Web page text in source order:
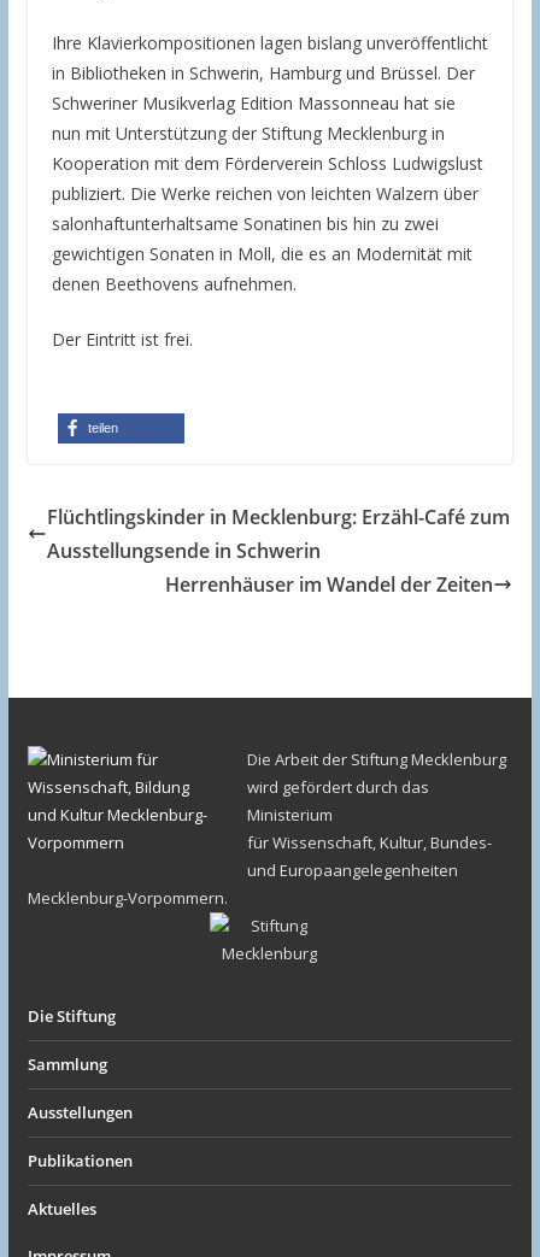
Ihre Klavierkompositionen lagen bislang unveröffentlicht
in Bibliotheken in Schwerin, Hamburg und Brüssel. Der
Schweriner Musikverlag Edition Massonneau hat sie
nun mit Unterstützung der Stiftung Mecklenburg in
Kooperation mit dem Förderverein Schloss Ludwigslust
publiziert. Die Werke reichen von leichten Walzern über
salonhaftunterhaltsame Sonatinen bis hin zu zwei
gewichtigen Sonaten in Moll, die es an Modernität mit
denen Beethovens aufnehmen.
Der Eintritt ist frei.
teilen
Flüchtlingskinder in Mecklenburg: Erzähl-Café zum
Ausstellungsende in Schwerin
Herrenhäuser im Wandel der Zeiten
Die Arbeit der Stiftung Mecklenburg
wird gefördert durch das
Ministerium
für Wissenschaft, Kultur, Bundes-
und Europaangelegenheiten
Mecklenburg-Vorpommern.
Die Stiftung
Sammlung
Ausstellungen
Publikationen
Aktuelles